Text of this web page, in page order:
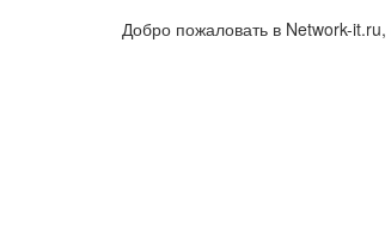
Добро пожаловать в Network-it.ru,